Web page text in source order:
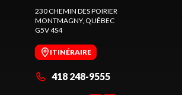
230 CHEMIN DES POIRIER
MONTMAGNY, QUÉBEC
G5V 4S4
ITINÉRAIRE
418 248-9555